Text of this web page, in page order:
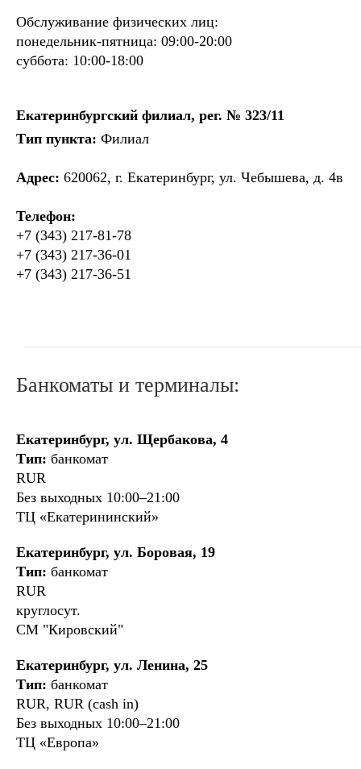
Обслуживание физических лиц:
понедельник-пятница: 09:00-20:00
суббота: 10:00-18:00
Екатеринбургский филиал, рег. № 323/11
Тип пункта: Филиал
Адрес: 620062, г. Екатеринбург, ул. Чебышева, д. 4в
Телефон:
+7 (343) 217-81-78
+7 (343) 217-36-01
+7 (343) 217-36-51
Банкоматы и терминалы:
Екатеринбург, ул. Щербакова, 4
Тип: банкомат
RUR
Без выходных 10:00–21:00
ТЦ «Екатерининский»
Екатеринбург, ул. Боровая, 19
Тип: банкомат
RUR
круглосут.
СМ "Кировский"
Екатеринбург, ул. Ленина, 25
Тип: банкомат
RUR, RUR (cash in)
Без выходных 10:00–21:00
ТЦ «Европа»